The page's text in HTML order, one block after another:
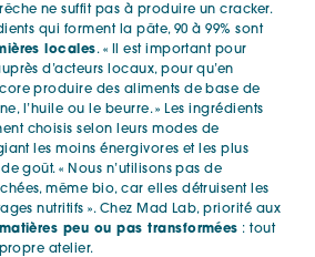
ne suffit pas à produire un cracker.
qui forment la pâte, 90 à 99% sont
locales. « Il est important pour
d’acteurs locaux, pour qu’en
produire des aliments de base de
l’huile ou le beurre. » Les ingrédients
choisis selon leurs modes de
les moins énergivores et les plus
goût. « Nous n’utilisons pas de
même bio, car elles détruisent les
nutritifs ». Chez Mad Lab, priorité aux
matières peu ou pas transformées : tout
atelier.